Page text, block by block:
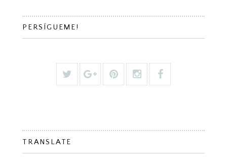
PERSÍGUEME!
TRANSLATE